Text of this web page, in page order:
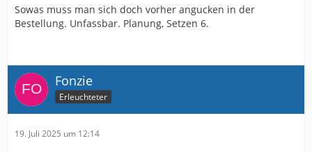
Sowas muss man sich doch vorher angucken in der
Bestellung. Unfassbar. Planung, Setzen 6.
Fonzie
Erleuchteter
19. Juli 2025 um 12:14